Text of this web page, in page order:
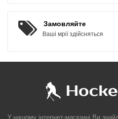
Замовляйте
Ваші мрії здійсняться
У нашому інтернет-магазині Ви